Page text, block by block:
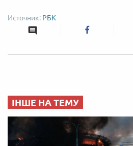
РБК
ІНШЕ НА ТЕМУ